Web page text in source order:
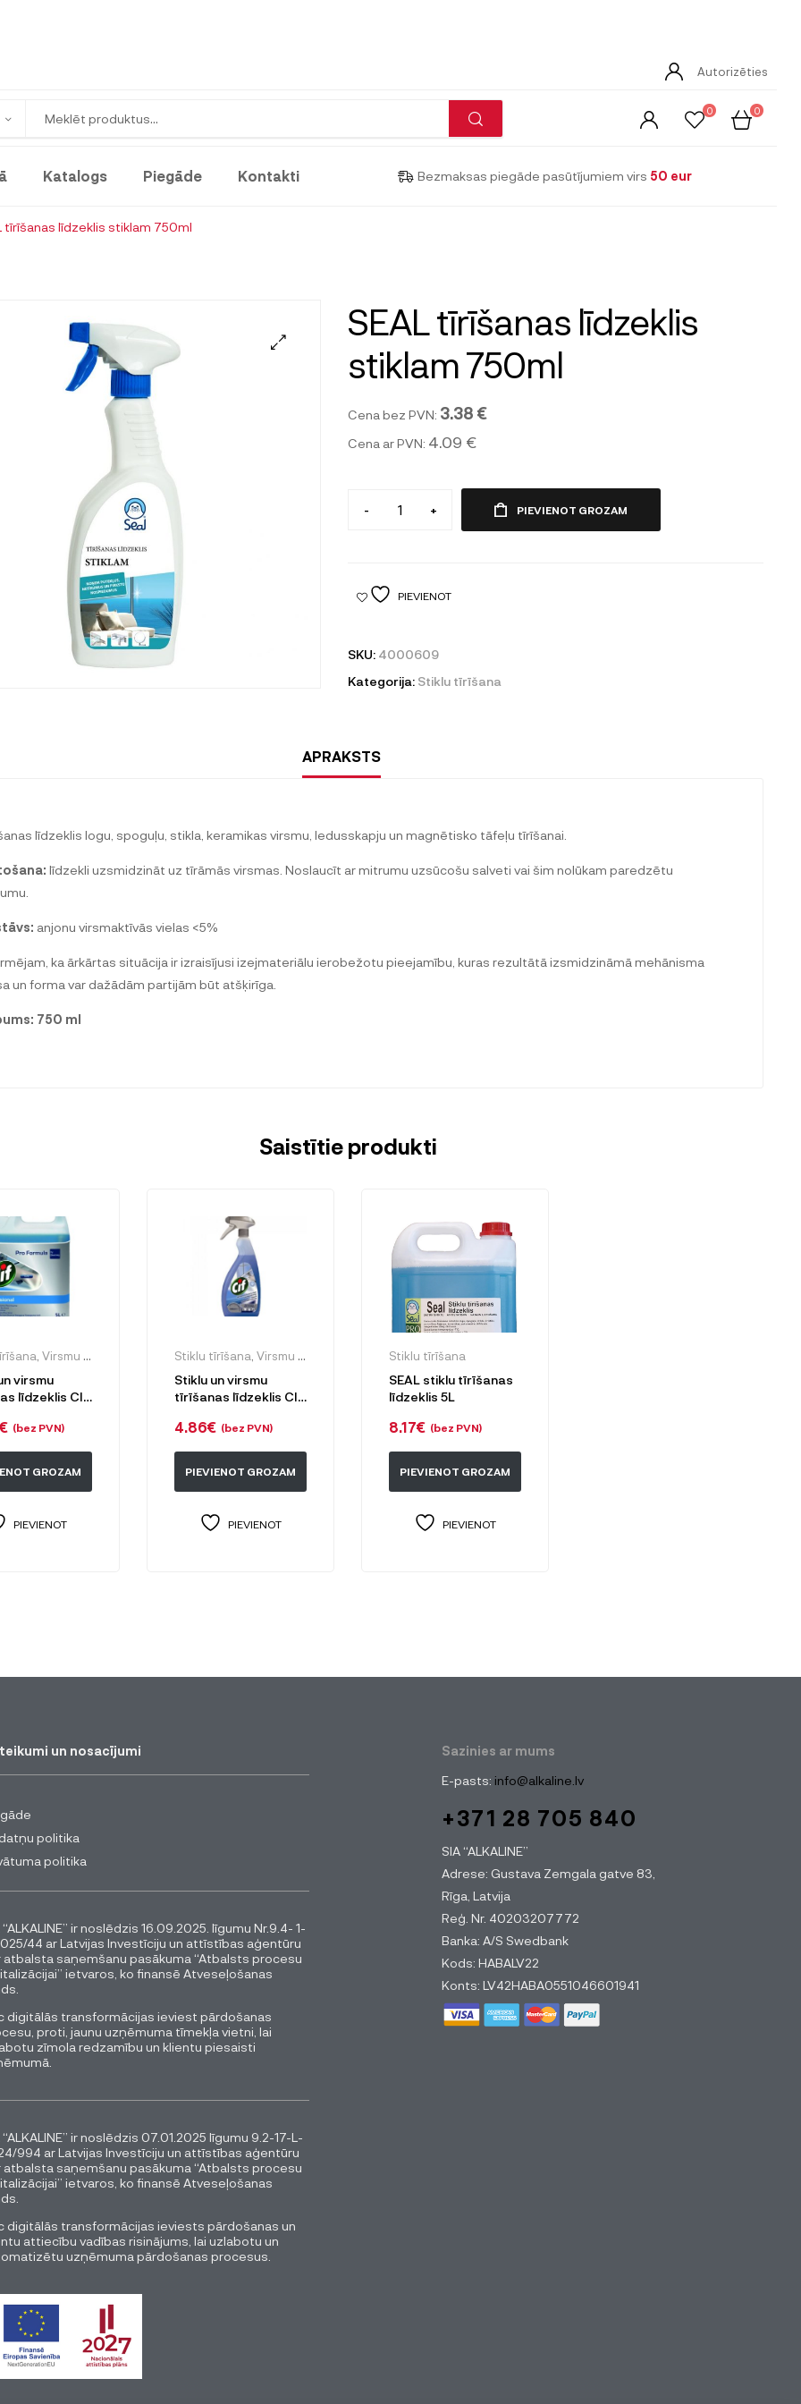
Autorizēties
0 0
Katalogs Piegāde Kontakti Bezmaksas piegāde pasūtījumiem virs 50 eur
tīrīšanas līdzeklis stiklam 750ml
SEAL tīrīšanas līdzeklis
stiklam 750ml
Cena bez PVN: 3.38 €
Cena ar PVN: 4.09 €
- + PIEVIENOT GROZAM
PIEVIENOT
SKU: 4000609
Kategorija: Stiklu tīrīšana
APRAKSTS
līdzeklis logu, spoguļu, stikla, keramikas virsmu, ledusskapju un magnētisko tāfeļu tīrīšanai.
līdzekli uzsmidzināt uz tīrāmās virsmas. Noslaucīt ar mitrumu uzsūcošu salveti vai šim nolūkam paredzētu
anjonu virsmaktīvās vielas <5%
ka ārkārtas situācija ir izraisījusi izejmateriālu ierobežotu pieejamību, kuras rezultātā izsmidzināmā mehānisma
un forma var dažādām partijām būt atšķirīga.
750 ml
Saistītie produkti
, Virsmu ikdienas uzkopšanai
virsmu
līdzeklis CIF
ONT, 5L
€ (bez PVN)
GROZAM
PIEVIENOT
Stiklu tīrīšana, Virsmu ikdienas uzkopšanai
Stiklu un virsmu
tīrīšanas līdzeklis CIF
Windows &
Multisurface cleaner,
750 ml
4.86€ (bez PVN)
PIEVIENOT GROZAM
PIEVIENOT
Stiklu tīrīšana
SEAL stiklu tīrīšanas
līdzeklis 5L
8.17€ (bez PVN)
PIEVIENOT GROZAM
PIEVIENOT
un nosacījumi
politika
politika
“ALKALINE” ir noslēdzis 16.09.2025. līgumu Nr.9.4- 1-
44 ar Latvijas Investīciju un attīstības aģentūru
atbalsta saņemšanu pasākuma “Atbalsts procesu
ietvaros, ko finansē Atveseļošanas
digitālās transformācijas ieviest pārdošanas
proti, jaunu uzņēmuma tīmekļa vietni, lai
zīmola redzamību un klientu piesaisti
“ALKALINE” ir noslēdzis 07.01.2025 līgumu 9.2-17-L-
994 ar Latvijas Investīciju un attīstības aģentūru
atbalsta saņemšanu pasākuma “Atbalsts procesu
ietvaros, ko finansē Atveseļošanas
digitālās transformācijas ieviests pārdošanas un
attiecību vadības risinājums, lai uzlabotu un
uzņēmuma pārdošanas procesus.
Sazinies ar mums
E-pasts: info@alkaline.lv
+371 28 705 840
SIA “ALKALINE”
Adrese: Gustava Zemgala gatve 83,
Rīga, Latvija
Reģ. Nr. 40203207772
Banka: A/S Swedbank
Kods: HABALV22
Konts: LV42HABA0551046601941